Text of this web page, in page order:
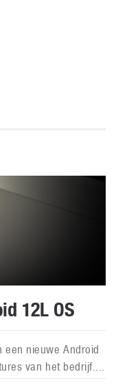
12L OS
een nieuwe Android
van het bedrijf....